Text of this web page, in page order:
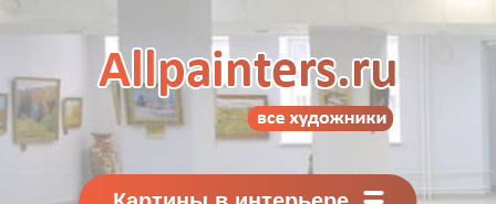
Картины классиков
и современников